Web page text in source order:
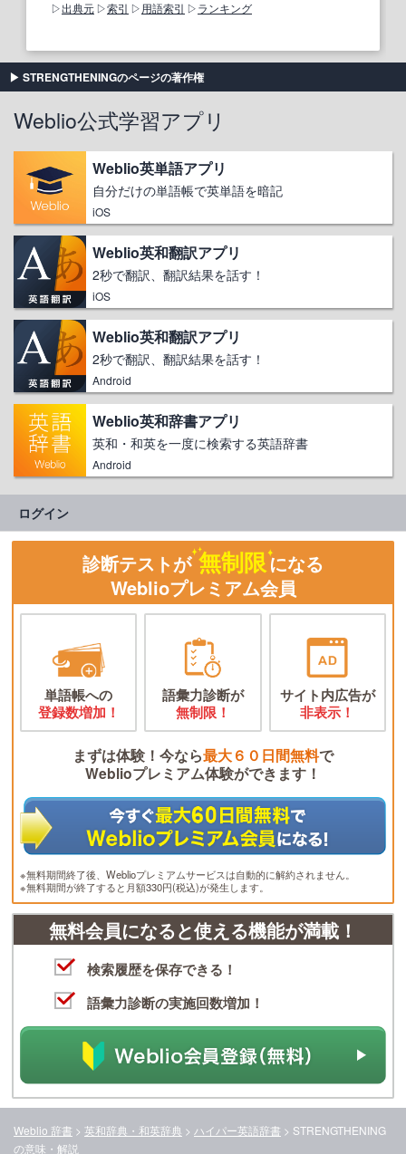
出典元 索引 用語索引 ランキング
STRENGTHENINGのページの著作権
Weblio公式学習アプリ
Weblio英単語アプリ
自分だけの単語帳で英単語を暗記
iOS
Weblio英和翻訳アプリ
2秒で翻訳、翻訳結果を話す！
iOS
Weblio英和翻訳アプリ
2秒で翻訳、翻訳結果を話す！
Android
Weblio英和辞書アプリ
英和・和英を一度に検索する英語辞書
Android
ログイン
診断テストが 無制限になる
Weblioプレミアム会員
単語帳への
登録数増加！
語彙力診断が
無制限！
サイト内広告が
非表示！
まずは体験！今なら最大６０日間無料で
Weblioプレミアム体験ができます！
※無料期間終了後、Weblioプレミアムサービスは自動的に解約されません。
※無料期間が終了すると月額330円(税込)が発生します。
無料会員になると使える機能が満載！
検索履歴を保存できる！
語彙力診断の実施回数増加！
Weblio 辞書 > 英和辞典・和英辞典 > ハイパー英語辞書 > STRENGTHENING
の意味・解説